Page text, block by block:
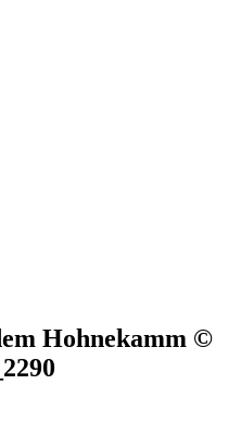
Hohnekamm ©